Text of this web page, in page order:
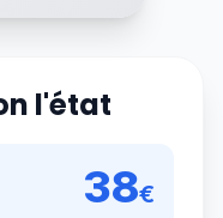
l'état
38€